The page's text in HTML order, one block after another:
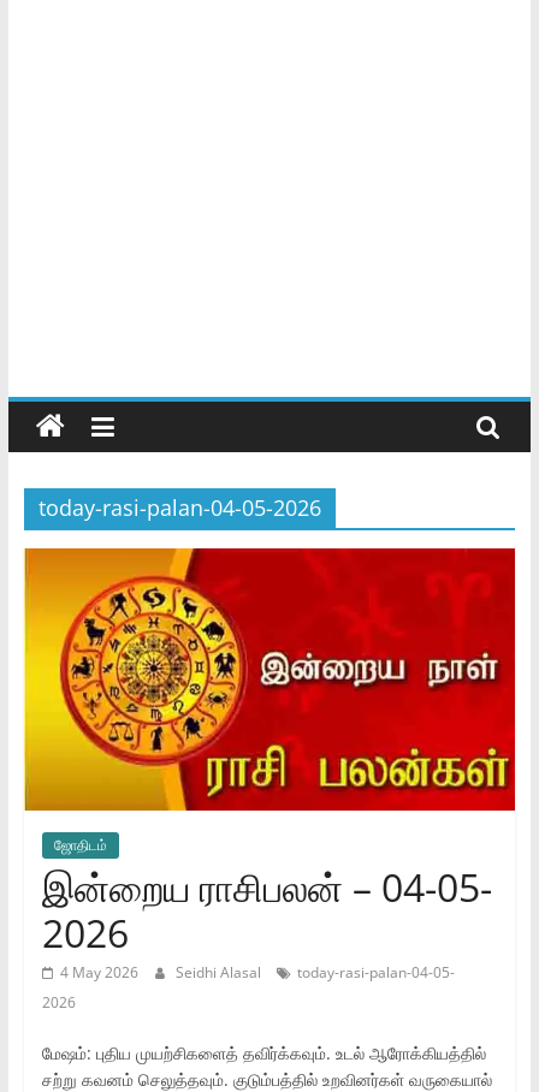
today-rasi-palan-04-05-2026
ஜோ‌திட‌ம்
இன்றைய ராசிபலன் – 04-05-
2026
4 May 2026 Seidhi Alasal
today-rasi-palan-04-05-
2026
மேஷம்: புதிய முயற்சிகளைத் தவிர்க்கவும். உடல் ஆரோக்கியத்தில்
சற்று கவனம் செலுத்தவும். குடும்பத்தில் உறவினர்கள் வருகையால்